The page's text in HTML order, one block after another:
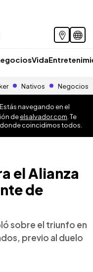
Vida
Nativos Negocios
navegando en el
deelsalvador.com . Te
coincidimos todos.
el Alianza
de
sobre el triunfo en
previo al duelo